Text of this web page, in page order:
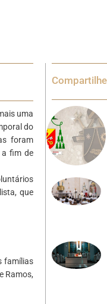
uma
do
foram
a fim de
que
famílias
Ramos,